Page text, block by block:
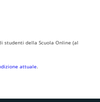
studenti della Scuola Online (al
attuale.